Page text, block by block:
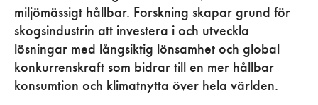
miljömässigt hållbar. Forskning skapar grund för
skogsindustrin att investera i och utveckla
lösningar med långsiktig lönsamhet och global
konkurrenskraft som bidrar till en mer hållbar
konsumtion och klimatnytta över hela världen.